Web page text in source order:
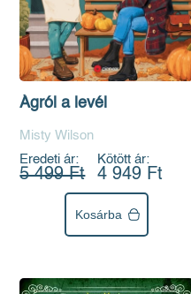
Ágról a levél
Misty Wilson
Eredeti ár:
5 499 Ft
Kötött ár:
4 949 Ft
Kosárba